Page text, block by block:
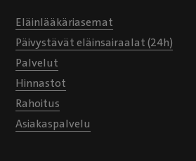
Eläinlääkäriasemat
Päivystävät eläinsairaalat (24h)
Palvelut
Hinnastot
Rahoitus
Asiakaspalvelu